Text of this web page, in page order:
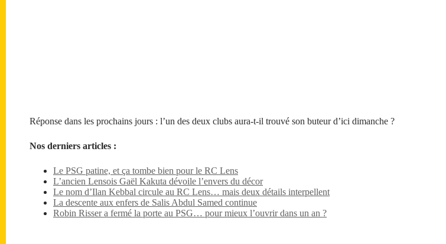
Réponse dans les prochains jours : l’un des deux clubs aura-t-il trouvé son buteur d’ici dimanche ?
Nos derniers articles :
Le PSG patine, et ça tombe bien pour le RC Lens
L’ancien Lensois Gaël Kakuta dévoile l’envers du décor
Le nom d’Ilan Kebbal circule au RC Lens… mais deux détails interpellent
La descente aux enfers de Salis Abdul Samed continue
Robin Risser a fermé la porte au PSG… pour mieux l’ouvrir dans un an ?